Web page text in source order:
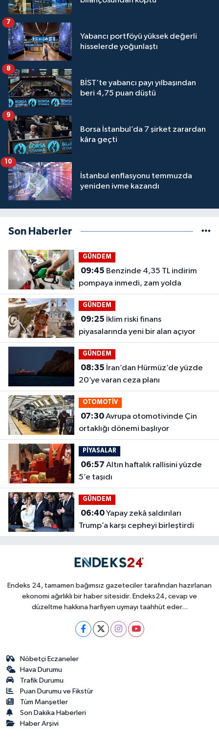
Yabancı portföyü yüksek değerli
hisselerde yoğunlaştı
7
BİST’te yabancı payı yılbaşından
beri 4,75 puan düştü
8
Borsa İstanbul’da 7 şirket zarardan
kâra geçti
9
İstanbul enflasyonu temmuzda
yeniden ivme kazandı
10
Son Haberler
GÜNDEM
09:45
pompaya inmedi, zam yolda
GÜNDEM
09:25
piyasalarında yeni bir alan açıyor
GÜNDEM
08:35
20’ye varan ceza planı
OTOMOTİV
07:30Avrupa otomotivinde Çin
ortaklığı dönemi başlıyor
PİYASALAR
06:57
5’e taşıdı
GÜNDEM
06:40Yapay zekâ saldırıları
Trump’a karşı cepheyi birleştirdi
Endeks 24, tamamen bağımsız gazeteciler tarafından hazırlanan
ekonomi ağırlıklı bir haber sitesidir. Endeks24, cevap ve
düzeltme hakkına harfiyen uymayı taahhüt eder...
Nöbetçi Eczaneler
Hava Durumu
Trafik Durumu
Puan Durumu ve Fikstür
Tüm Manşetler
Son Dakika Haberleri
Haber Arşivi